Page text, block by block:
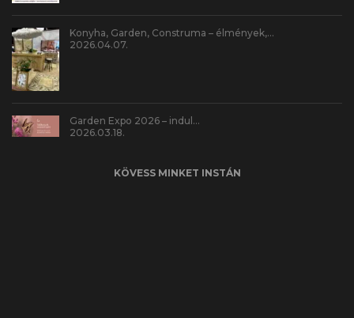
Konyha, Garden, Construma – élmények,…
2026.04.07.
Garden Expo 2026 – indul…
2026.03.18.
KÖVESS MINKET INSTÁN